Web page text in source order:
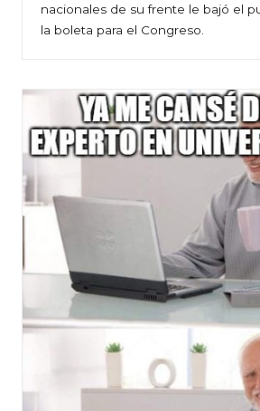
nacionales de su frente le bajó el
la boleta para el Congreso.